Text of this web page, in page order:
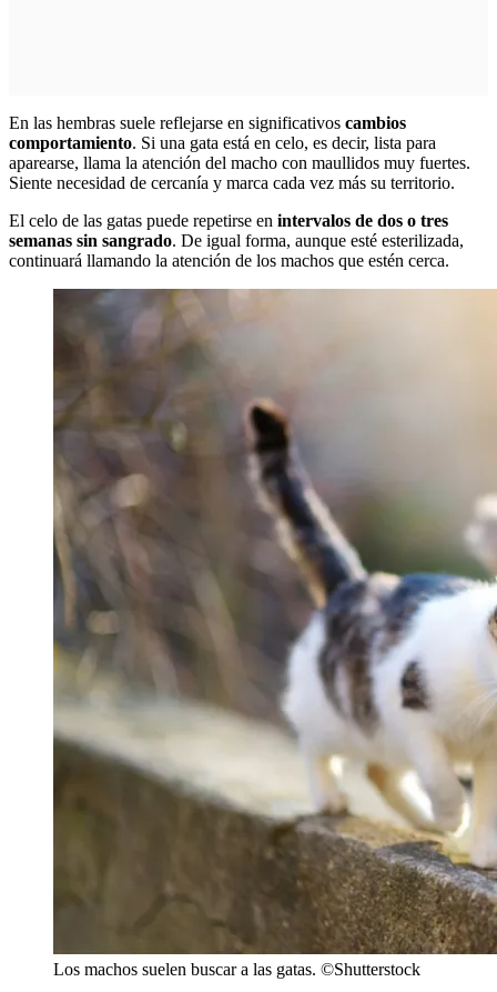
En las hembras suele reflejarse en significativos cambios
comportamiento. Si una gata está en celo, es decir, lista para
aparearse, llama la atención del macho con maullidos muy fuertes.
Siente necesidad de cercanía y marca cada vez más su territorio.
El celo de las gatas puede repetirse en intervalos de dos o tres
semanas sin sangrado. De igual forma, aunque esté esterilizada,
continuará llamando la atención de los machos que estén cerca.
Los machos suelen buscar a las gatas. ©Shutterstock